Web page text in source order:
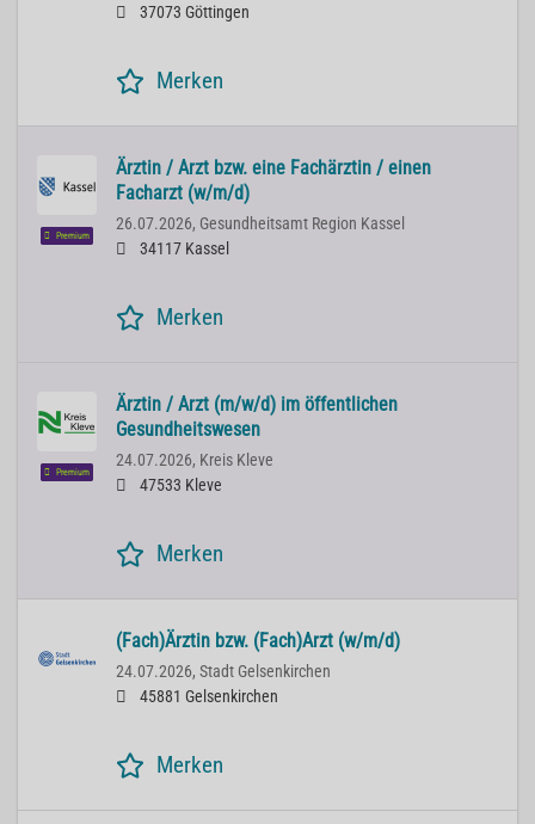
37073 Göttingen
Merken
Premium
Ärztin / Arzt bzw. eine Fachärztin / einen
Facharzt (w/m/d)
26.07.2026, Gesundheitsamt Region Kassel
34117 Kassel
Merken
Premium
Ärztin / Arzt (m/w/d) im öffentlichen
Gesundheitswesen
24.07.2026, Kreis Kleve
47533 Kleve
Merken
(Fach)Ärztin bzw. (Fach)Arzt (w/m/d)
24.07.2026, Stadt Gelsenkirchen
45881 Gelsenkirchen
Merken